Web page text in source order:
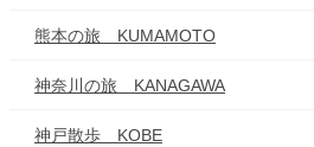
熊本の旅 KUMAMOTO
神奈川の旅 KANAGAWA
神戸散歩 KOBE